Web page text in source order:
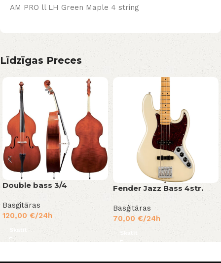
AM PRO ll LH Green Maple 4 string
Līdzīgas Preces
Double bass 3/4
Basģitāras
120,00 €/24h
Skatīt
Fender Jazz Bass 4str.
Basģitāras
70,00 €/24h
Skatīt